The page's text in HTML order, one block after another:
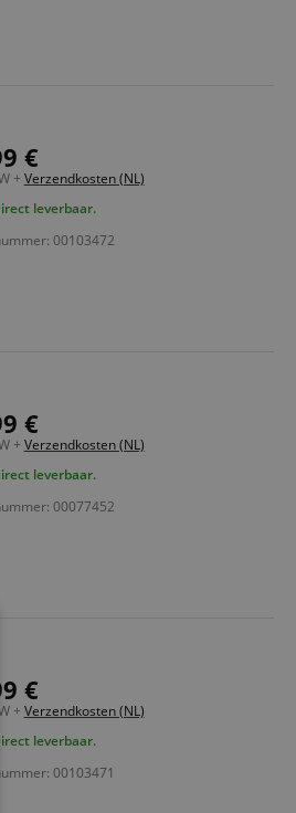
€
+ Verzendkosten (NL)
leverbaar.
00103472
€
+ Verzendkosten (NL)
leverbaar.
00077452
€
+ Verzendkosten (NL)
leverbaar.
00103471